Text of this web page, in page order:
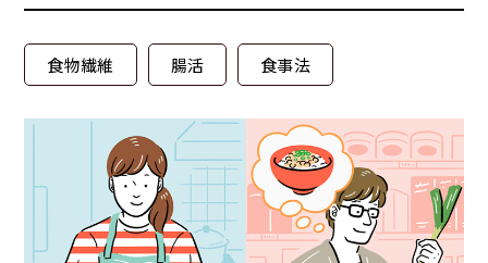
食物繊維 腸活 食事法